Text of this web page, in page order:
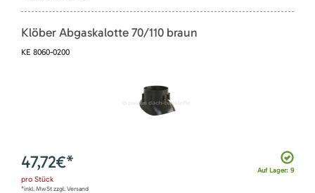
Klöber Abgaskalotte 70/110 braun
KE 8060-0200
Auf Lager: 9
47,72€*
pro Stück
*inkl. MwSt zzgl. Versand